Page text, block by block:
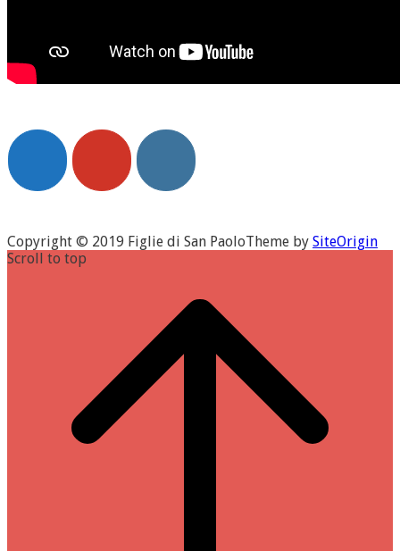
Copyright © 2019 Figlie di San PaoloTheme by SiteOrigin
Scroll to top